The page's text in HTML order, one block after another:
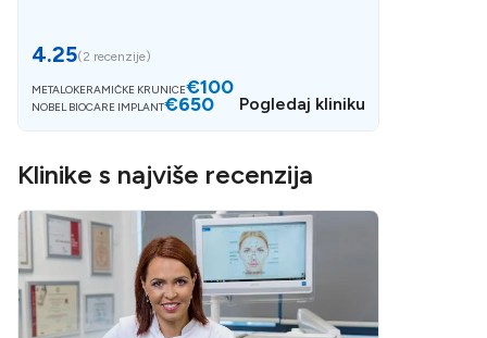
4.25(2 recenzije)
METALOKERAMIČKE KRUNICE€100
NOBEL BIOCARE IMPLANT€650 Pogledaj kliniku
Klinike s najviše recenzija